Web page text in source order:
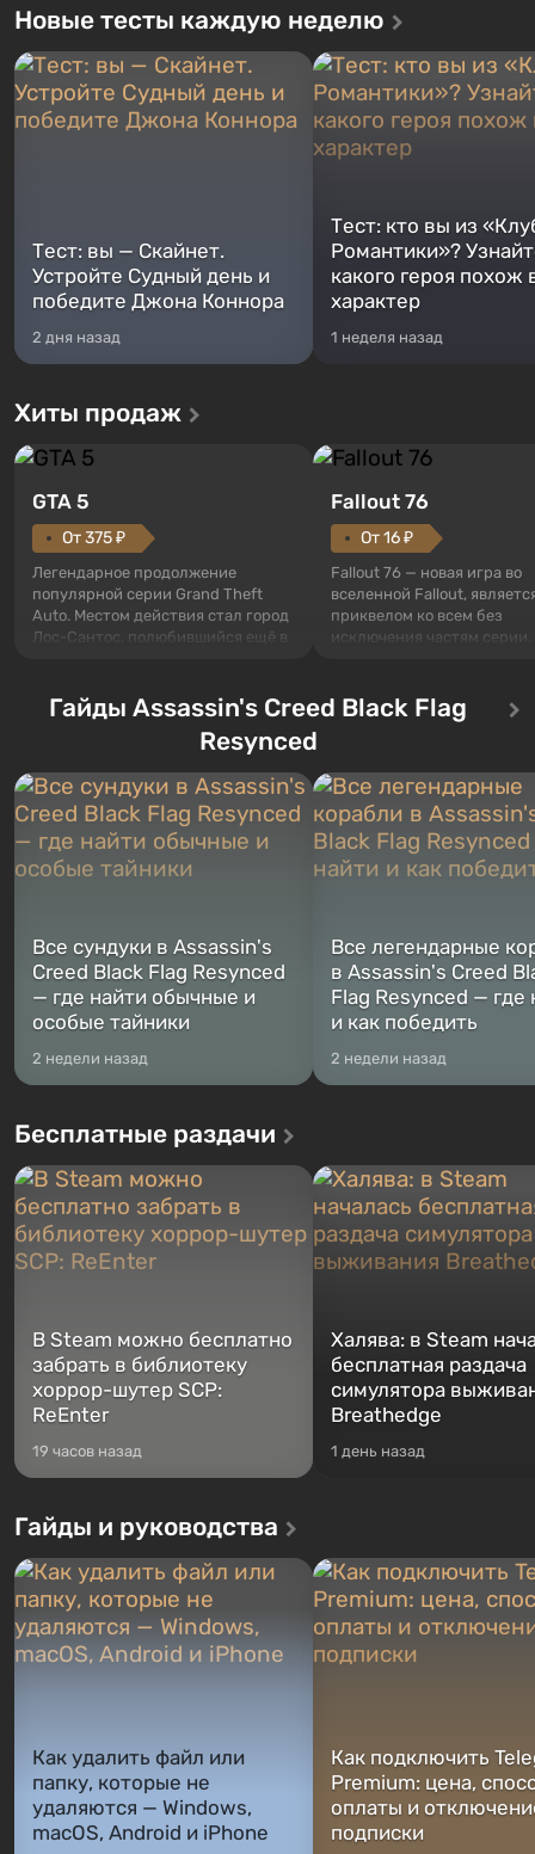
Новые тесты каждую неделю
Тест: вы — Скайнет.
Устройте Судный день и
победите Джона Коннора
2 дня назад
Тест: кто вы из
Романтики»?
какого героя похож
характер
1 неделя назад
Хиты продаж
GTA 5
От 375 ₽
Легендарное продолжение
популярной серии Grand Theft
Auto. Местом действия стал город
Лос-Сантос, полюбившийся ещё в
сразу трех персонажей: Майкла,
Тревора и Франклина, между
Жанр и...
Fallout 76
От 16 ₽
Fallout 76 — новая игра во
вселенной Fallout,
приквелом ко всем без
исключения частям серии.
Оно же, по задумке
Vault-Tec, должно
Место действия Fallout...
Гайды Assassin's Creed Black Flag
Resynced
Все сундуки в Assassin's
Creed Black Flag Resynced
— где найти обычные и
особые тайники
2 недели назад
Все легендарные
в Assassin's Creed
Flag Resynced — где
и как победить
2 недели назад
Бесплатные раздачи
В Steam можно бесплатно
забрать в библиотеку
хоррор-шутер SCP:
ReEnter
19 часов назад
Халява: в Steam
бесплатная раздача
симулятора
Breathedge
1 день назад
Гайды и руководства
Как удалить файл или
папку, которые не
удаляются — Windows,
macOS, Android и iPhone
Как подключить
Premium: цена,
оплаты и
подписки